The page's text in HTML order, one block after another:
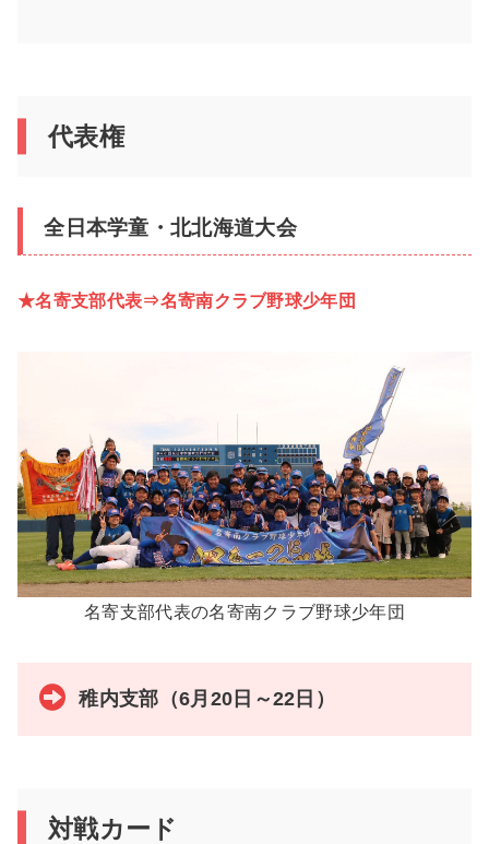
代表権
全日本学童・北北海道大会
★名寄支部代表⇒名寄南クラブ野球少年団
名寄支部代表の名寄南クラブ野球少年団
稚内支部（6月20日～22日）
対戦カード